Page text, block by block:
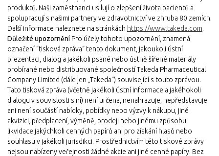
produktů. Naši zaměstnanci usilují o zlepšení života pacientů a
spolupracují s našimi partnery ve zdravotnictví ve zhruba 80 zemích.
Další informace naleznete na stránkách https://www.takeda.com.
Důležité upozornění Pro účely tohoto upozornění, znamená
označení “tisková zpráva“ tento dokument, jakoukoli ústní
prezentaci, dialog a jakékoli psané nebo ústně šířené materiály
probírané nebo distribuované společností Takeda Pharmaceutical
Company Limited (dále jen „Takeda“) související s touto zprávou.
Tato tisková zpráva (včetně jakékoli ústní informace a jakéhokoli
dialogu v souvislosti s ní) není určena, nenahrazuje, nepředstavuje
ani není součástí nabídky, pobídky nebo výzvy k nákupu, jiné
akvizici, předplacení, výměně, prodeji nebo jinému způsobu
likvidace jakýchkoli cenných papírů ani pro získání hlasů nebo
souhlasu v jakékoli jurisdikci. Prostřednictvím této tiskové zprávy
nejsou nabízeny veřejnosti žádné akcie ani jiné cenné papíry. Bez